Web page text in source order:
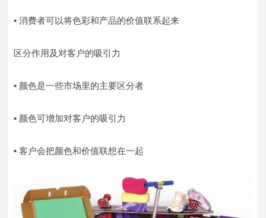
• 消费者可以将色彩和产品的价值联系起来
区分作用及对客户的吸引力
• 颜色是一些市场里的主要区分者
• 颜色可增加对客户的吸引力
• 客户会把颜色和价值联想在一起